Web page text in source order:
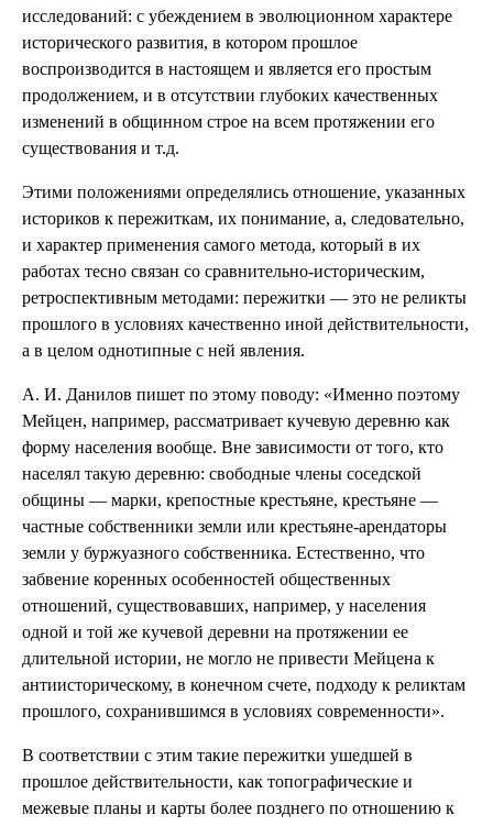
исследований: с убеждением в эволюционном характере
исторического развития, в котором прошлое
воспроизводится в настоящем и является его простым
продолжением, и в отсутствии глубоких качественных
изменений в общинном строе на всем протяжении его
существования и т.д.
Этими положениями определялись отношение, указанных
историков к пережиткам, их понимание, а, следовательно,
и характер применения самого метода, который в их
работах тесно связан со сравнительно-историческим,
ретроспективным методами: пережитки — это не реликты
прошлого в условиях качественно иной действительности,
а в целом однотипные с ней явления.
А. И. Данилов пишет по этому поводу: «Именно поэтому
Мейцен, например, рассматривает кучевую деревню как
форму населения вообще. Вне зависимости от того, кто
населял такую деревню: свободные члены соседской
общины — марки, крепостные крестьяне, крестьяне —
частные собственники земли или крестьяне-арендаторы
земли у буржуазного собственника. Естественно, что
забвение коренных особенностей общественных
отношений, существовавших, например, у населения
одной и той же кучевой деревни на протяжении ее
длительной истории, не могло не привести Мейцена к
антиисторическому, в конечном счете, подходу к реликтам
прошлого, сохранившимся в условиях современности».
В соответствии с этим такие пережитки ушедшей в
прошлое действительности, как топографические и
межевые планы и карты более позднего по отношению к